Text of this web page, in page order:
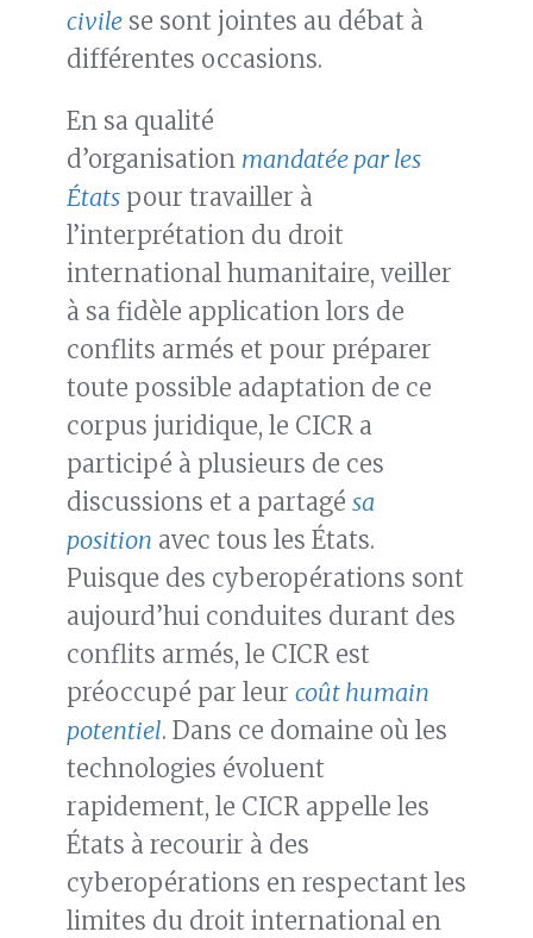
civile se sont jointes au débat à
différentes occasions.
En sa qualité
d’organisation mandatée par les
États pour travailler à
l’interprétation du droit
international humanitaire, veiller
à sa fidèle application lors de
conflits armés et pour préparer
toute possible adaptation de ce
corpus juridique, le CICR a
participé à plusieurs de ces
discussions et a partagé sa
position avec tous les États.
Puisque des cyberopérations sont
aujourd’hui conduites durant des
conflits armés, le CICR est
préoccupé par leur coût humain
potentiel. Dans ce domaine où les
technologies évoluent
rapidement, le CICR appelle les
États à recourir à des
cyberopérations en respectant les
limites du droit international en